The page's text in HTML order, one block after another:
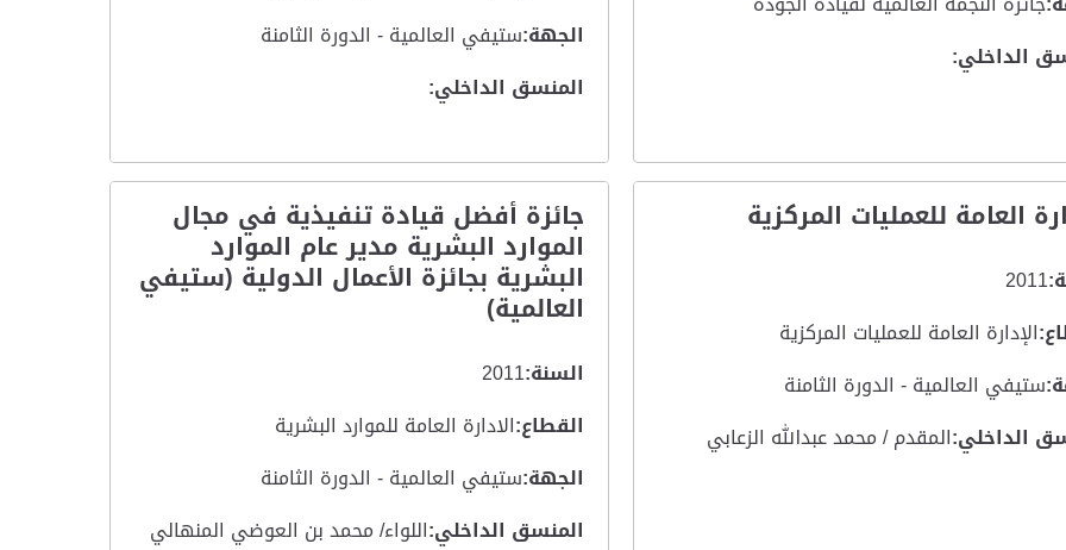
الداخلي:
الجهة:ستيفي العالمية - الدورة الثامنة
المنسق الداخلي:
العامة للعمليات المركزية
2011
الإدارة العامة للعمليات المركزية
ستيفي العالمية - الدورة الثامنة
الداخلي:المقدم / محمد عبدالله الزعابي
جائزة أفضل قيادة تنفيذية في مجال
الموارد البشرية مدير عام الموارد
البشرية بجائزة الأعمال الدولية (ستيفي
العالمية)
السنة:2011
القطاع:الادارة العامة للموارد البشرية
الجهة:ستيفي العالمية - الدورة الثامنة
المنسق الداخلي:اللواء/ محمد بن العوضي المنهالي